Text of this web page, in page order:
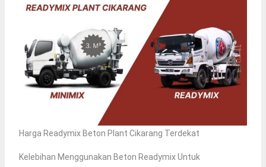
Harga Readymix Beton Plant Cikarang Terdekat
Kelebihan Menggunakan Beton Readymix Untuk